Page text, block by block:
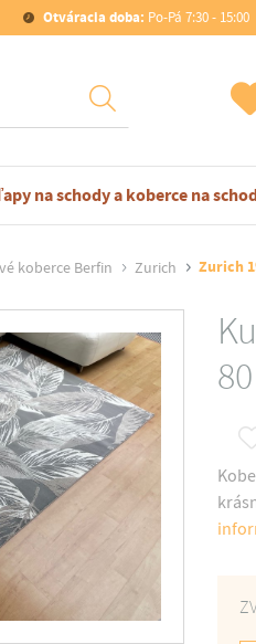
Otváracia doba: Po-Pá 7:30 - 15:00
na schody a koberce na
koberce Berfin Zurich Zurich